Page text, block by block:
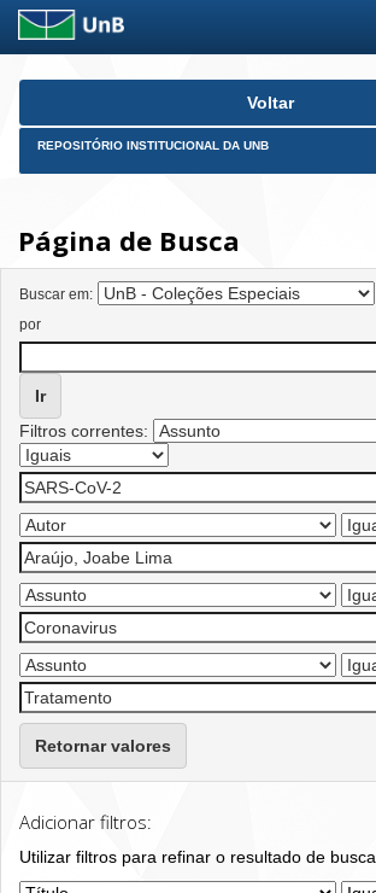
Skip
Voltar
REPOSITÓRIO INSTITUCIONAL DA UNB
Página de Busca
Buscar em:
por
Filtros correntes:
Retornar valores
Adicionar filtros:
Utilizar filtros para refinar o resultado de busca.